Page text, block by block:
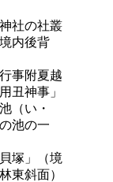
神社の社叢
内後背
行事附夏越
丑神事」
（い・
池の一
貝塚」（境
東斜面）